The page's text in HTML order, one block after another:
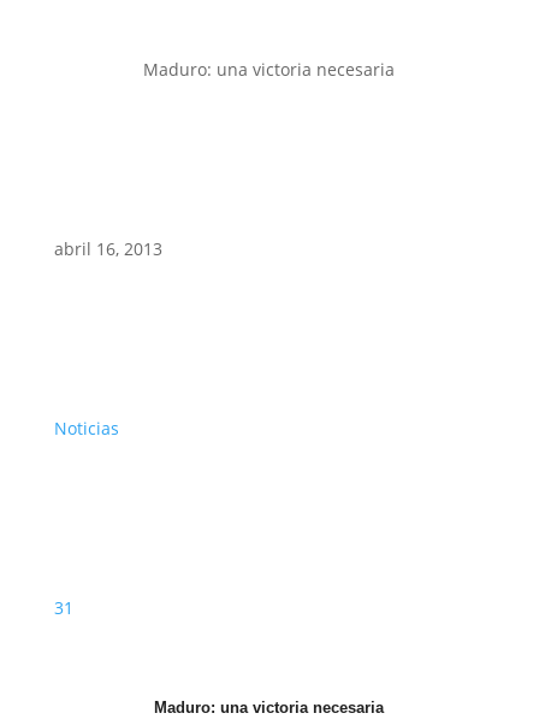
Maduro: una victoria necesaria
abril 16, 2013
Noticias
31
Maduro: una victoria necesaria